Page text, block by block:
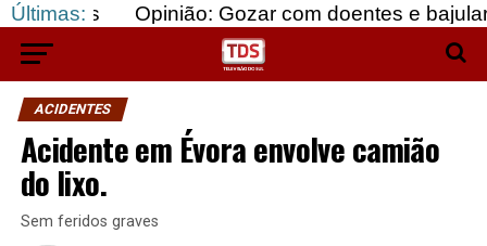
Últimas:
Opinião: Gozar com doentes e bajular os fortes…
ACIDENTES
Acidente em Évora envolve camião
do lixo.
Sem feridos graves